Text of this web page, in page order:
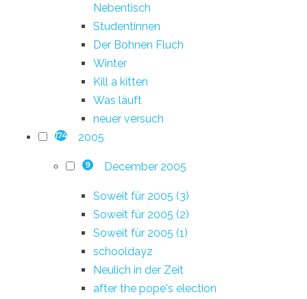
Nebentisch
Studentinnen
Der Bohnen Fluch
Winter
Kill a kitten
Was läuft
neuer versuch
174 2005
9 December 2005
Soweit für 2005 (3)
Soweit für 2005 (2)
Soweit für 2005 (1)
schooldayz
Neulich in der Zeit
after the pope's election